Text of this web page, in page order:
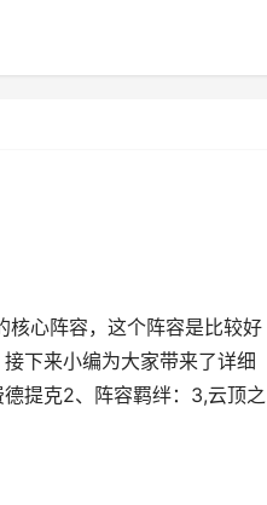
核心阵容，这个阵容是比较好
下来小编为大家带来了详细
提克2、阵容羁绊：3,云顶之